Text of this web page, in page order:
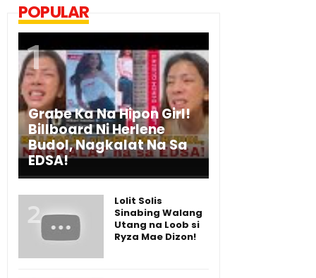
POPULAR
Grabe Ka Na Hipon Girl!
Billboard Ni Herlene
Budol, Nagkalat Na Sa
EDSA!
Lolit Solis
Sinabing Walang
Utang na Loob si
Ryza Mae Dizon!